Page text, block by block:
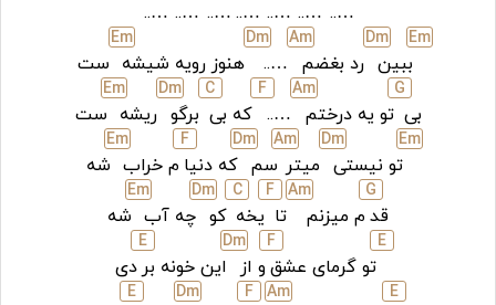
…..
…..
…..
…..
…..
…..
…..
Em
ببین
Dm
رد بغضم
Am
…..
Dm
هنوز رویه شیشه
Em
ست
بی
G
تو یه درختم
Am
…..
F
که بی
C
برگو
Dm
ریشه
Em
ست
Em
تو نیستی
Dm
میتر
Am
سم
Dm
که دنیا
F
م خراب
Em
شه
قد
G
م میزنم
Am
تا
F
یخه
C
کو
Dm
چه آب
Em
شه
E
تو گرمای عشق
F
و از
Dm
این خونه بر
E
دی
E
Am
F
Dm
E